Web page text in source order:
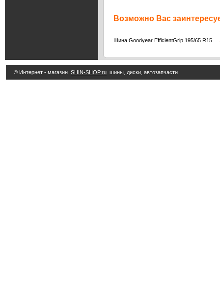
Возможно Вас
Шина Goodyear EfficientGrip 195/65 R15
© Интернет - магазин SHIN-SHOP.ru шины, диски, автозапчасти